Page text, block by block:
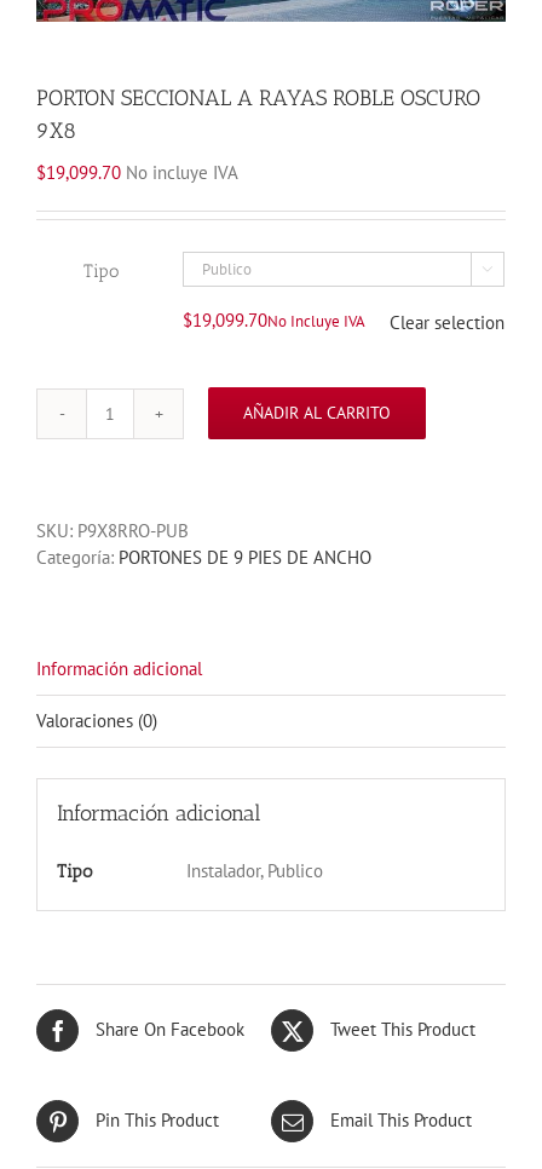
PORTON SECCIONAL A RAYAS ROBLE OSCURO
9X8
$19,099.70 No incluye IVA
Tipo 
$19,099.70No Incluye IVA Clear selection
PORTON
ROBLE
OSCURO
AÑADIR AL CARRITO
SKU: P9X8RRO-PUB
Categoría: PORTONES DE 9 PIES DE ANCHO
Información adicional
Valoraciones (0)
Información adicional
Tipo Instalador, Publico
Share On Facebook Tweet This Product
Pin This Product Email This Product